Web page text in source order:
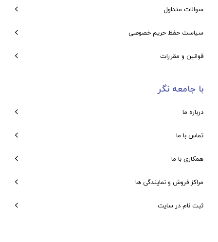
سوالات متداول
سیاست حفظ حریم خصوصی
قوانین و مقررات
با جامعه نگر
درباره ما
تماس با ما
همکاری با ما
مراکز فروش و نمایندگی ها
ثبت نام در سایت